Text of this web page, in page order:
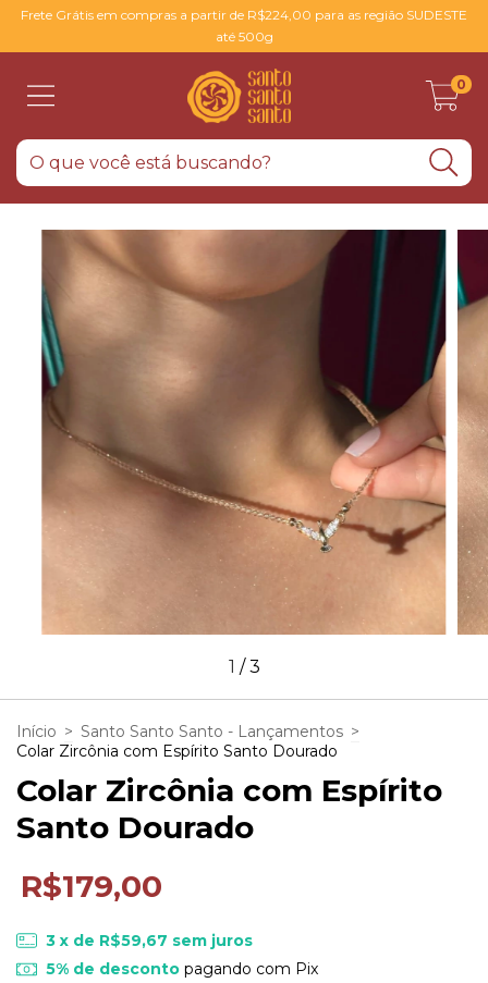
Frete Grátis em compras a partir de R$224,00 para as região SUDESTE
até 500g
0
1 /3
Início > Santo Santo Santo - Lançamentos >
Colar Zircônia com Espírito Santo Dourado
Colar Zircônia com Espírito
Santo Dourado
R$179,00
3 x de R$59,67 sem juros
5% de descontopagando com Pix